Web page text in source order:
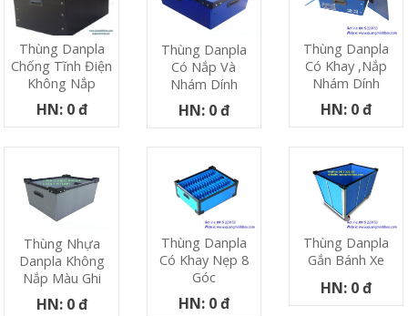
Thùng Danpla
Chống Tĩnh Điện
Không Nắp
HN: 0 đ
Thùng Danpla
Có Nắp Và
Nhám Dính
HN: 0 đ
Thùng Danpla
Có Khay ,nắp
Nhám Dính
HN: 0 đ
Thùng Nhựa
Danpla Không
Nắp Màu Ghi
HN: 0 đ
Thùng Danpla
Có Khay Nẹp 8
Góc
HN: 0 đ
Thùng Danpla
Gắn Bánh Xe
HN: 0 đ